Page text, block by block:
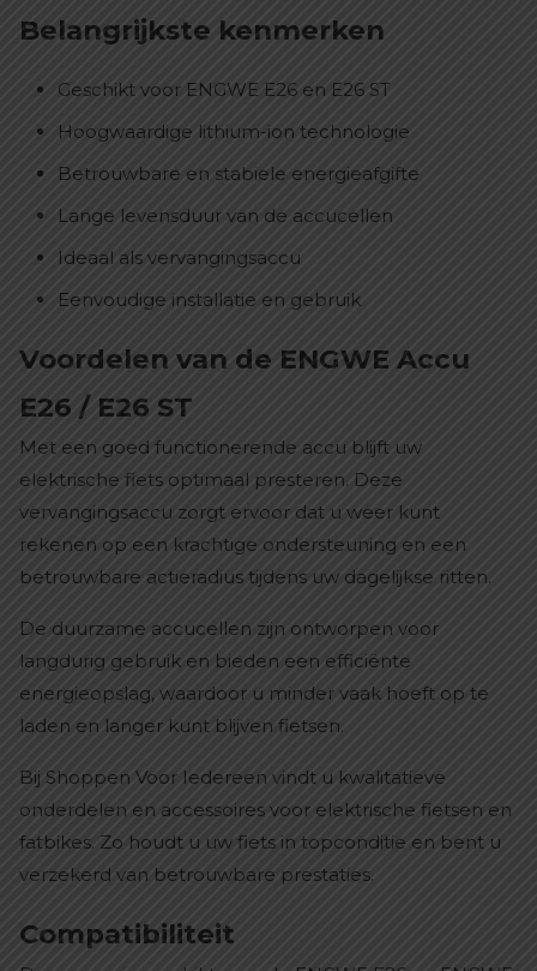
Belangrijkste kenmerken
Geschikt voor ENGWE E26 en E26 ST
Hoogwaardige lithium-ion technologie
Betrouwbare en stabiele energieafgifte
Lange levensduur van de accucellen
Ideaal als vervangingsaccu
Eenvoudige installatie en gebruik
Voordelen van de ENGWE Accu
E26 / E26 ST
Met een goed functionerende accu blijft uw
elektrische fiets optimaal presteren. Deze
vervangingsaccu zorgt ervoor dat u weer kunt
rekenen op een krachtige ondersteuning en een
betrouwbare actieradius tijdens uw dagelijkse ritten.
De duurzame accucellen zijn ontworpen voor
langdurig gebruik en bieden een efficiënte
energieopslag, waardoor u minder vaak hoeft op te
laden en langer kunt blijven fietsen.
Bij Shoppen Voor Iedereen vindt u kwalitatieve
onderdelen en accessoires voor elektrische fietsen en
fatbikes. Zo houdt u uw fiets in topconditie en bent u
verzekerd van betrouwbare prestaties.
Compatibiliteit